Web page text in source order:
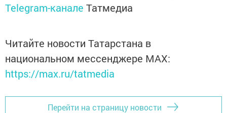
Telegram-канале Татмедиа
Читайте новости Татарстана в
национальном мессенджере MАХ:
https://max.ru/tatmedia
Перейти на страницу новости